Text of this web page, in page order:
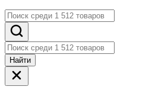
Найти